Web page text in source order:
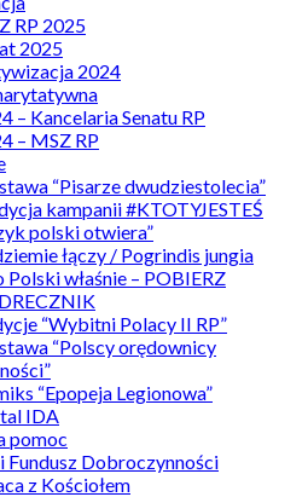
RP 2025
2025
2024
– Kancelaria Senatu RP
– MSZ RP
“Pisarze dwudziestolecia”
kampanii #KTOTYJESTEŚ
polski otwiera”
łączy / Pogrindis jungia
Polski właśnie – POBIERZ
“Wybitni Polacy II RP”
“Polscy orędownicy
“Epopeja Legionowa”
IDA
pomoc
Fundusz Dobroczynności
z Kościołem